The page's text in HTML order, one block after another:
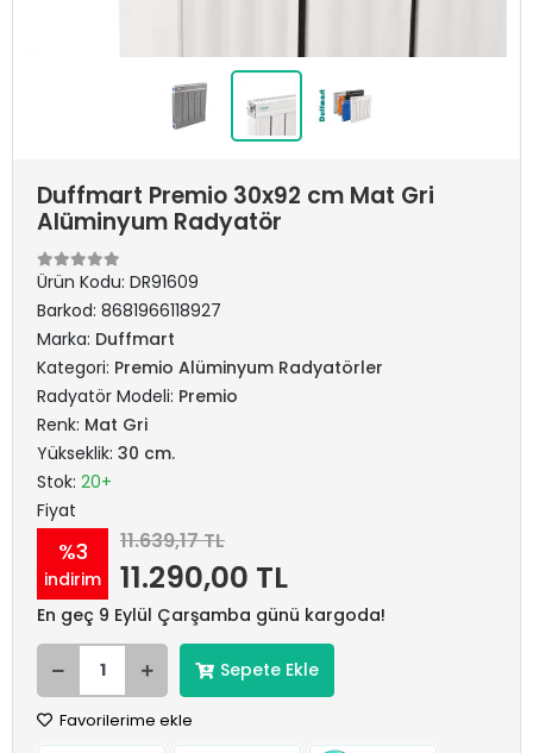
Duffmart Premio 30x92 cm Mat Gri
Alüminyum Radyatör
Ürün Kodu: DR91609
Barkod: 8681966118927
Marka: Duffmart
Kategori: Premio Alüminyum Radyatörler
Radyatör Modeli: Premio
Renk: Mat Gri
Yükseklik: 30 cm.
Stok: 20+
Fiyat
%3
indirim
11.639,17 TL
11.290,00 TL
En geç 9 Eylül Çarşamba günü kargoda!
Sepete Ekle
Favorilerime ekle